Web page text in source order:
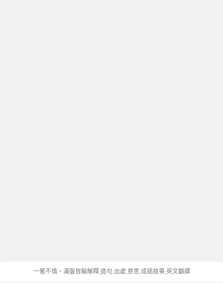
一著不慎，滿盤皆輸解釋,造句,出處,意思,成語故事,英文翻譯